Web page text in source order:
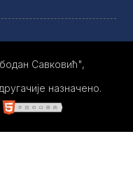
Савковић",
назначено.